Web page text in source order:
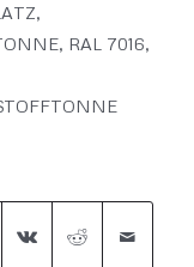
,
, RAL 7016,